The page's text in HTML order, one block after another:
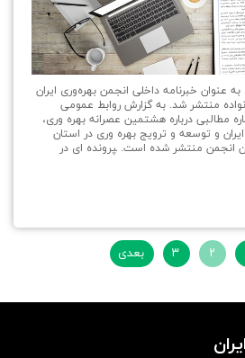
عنوان خبرنامه داخلی انجمن بهره‌وری ایران
منتشر شد. به گزارش روابط عمومی
مطالبی درباره هشتمين عصرانه بهره وری،
و توسعه و ترويج بهره وری در استان
انجمن منتشر شده است. ‍پرونده ای در
۲ ۳ بعدی